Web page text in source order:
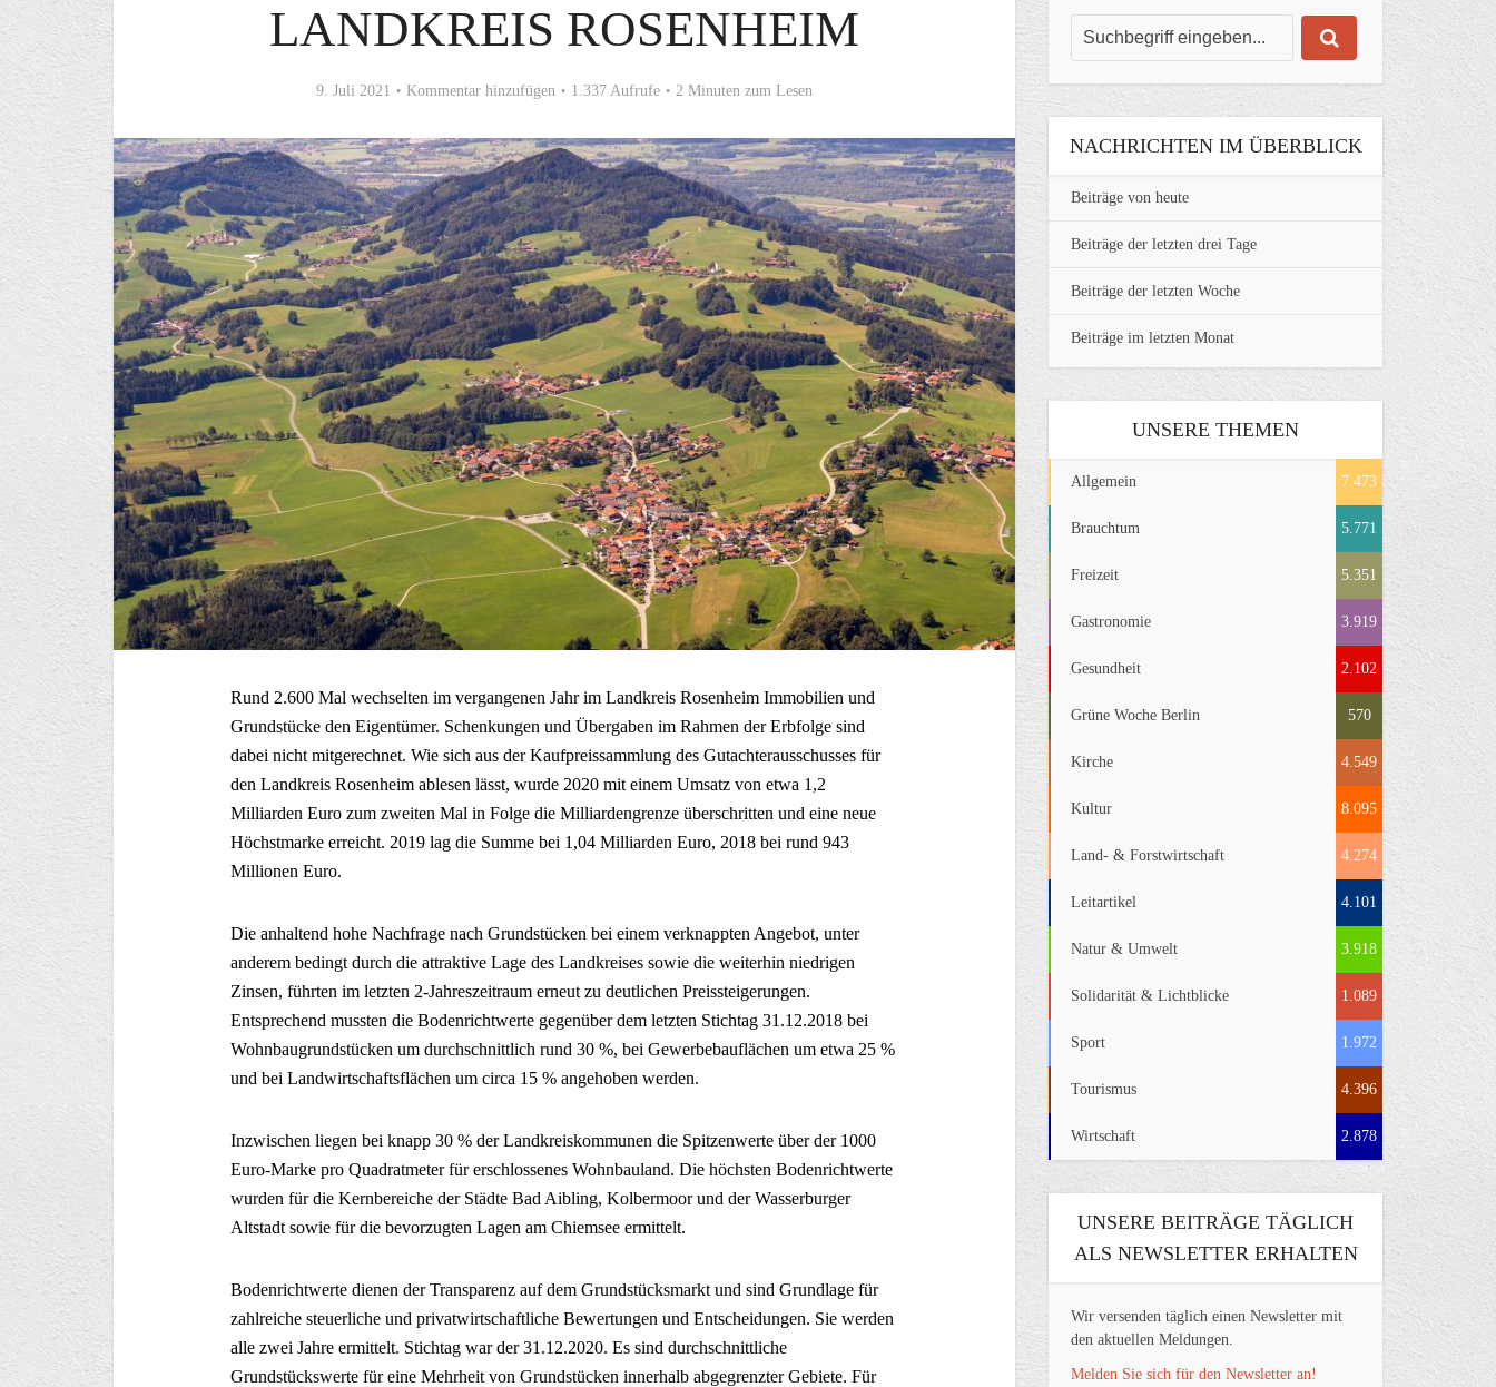
LANDKREIS ROSENHEIM
9. Juli 2021 Kommentar hinzufügen 1.337 Aufrufe 2 Minuten zum Lesen
Rund 2.600 Mal wechselten im vergangenen Jahr im Landkreis Rosenheim Immobilien und
Grundstücke den Eigentümer. Schenkungen und Übergaben im Rahmen der Erbfolge sind
dabei nicht mitgerechnet. Wie sich aus der Kaufpreissammlung des Gutachterausschusses für
den Landkreis Rosenheim ablesen lässt, wurde 2020 mit einem Umsatz von etwa 1,2
Milliarden Euro zum zweiten Mal in Folge die Milliardengrenze überschritten und eine neue
Höchstmarke erreicht. 2019 lag die Summe bei 1,04 Milliarden Euro, 2018 bei rund 943
Millionen Euro.
Die anhaltend hohe Nachfrage nach Grundstücken bei einem verknappten Angebot, unter
anderem bedingt durch die attraktive Lage des Landkreises sowie die weiterhin niedrigen
Zinsen, führten im letzten 2-Jahreszeitraum erneut zu deutlichen Preissteigerungen.
Entsprechend mussten die Bodenrichtwerte gegenüber dem letzten Stichtag 31.12.2018 bei
Wohnbaugrundstücken um durchschnittlich rund 30 %, bei Gewerbebauflächen um etwa 25 %
und bei Landwirtschaftsflächen um circa 15 % angehoben werden.
Inzwischen liegen bei knapp 30 % der Landkreiskommunen die Spitzenwerte über der 1000
Euro-Marke pro Quadratmeter für erschlossenes Wohnbauland. Die höchsten Bodenrichtwerte
wurden für die Kernbereiche der Städte Bad Aibling, Kolbermoor und der Wasserburger
Altstadt sowie für die bevorzugten Lagen am Chiemsee ermittelt.
Bodenrichtwerte dienen der Transparenz auf dem Grundstücksmarkt und sind Grundlage für
zahlreiche steuerliche und privatwirtschaftliche Bewertungen und Entscheidungen. Sie werden
alle zwei Jahre ermittelt. Stichtag war der 31.12.2020. Es sind durchschnittliche
Grundstückswerte für eine Mehrheit von Grundstücken innerhalb abgegrenzter Gebiete. Für
NACHRICHTEN IM ÜBERBLICK
Beiträge von heute
Beiträge der letzten drei Tage
Beiträge der letzten Woche
Beiträge im letzten Monat
UNSERE THEMEN
Allgemein 7.473
Brauchtum 5.771
Freizeit 5.351
Gastronomie 3.919
Gesundheit 2.102
Grüne Woche Berlin 570
Kirche 4.549
Kultur 8.095
Land- & Forstwirtschaft 4.274
Leitartikel 4.101
Natur & Umwelt 3.918
Solidarität & Lichtblicke 1.089
Sport 1.972
Tourismus 4.396
Wirtschaft 2.878
UNSERE BEITRÄGE TÄGLICH
ALS NEWSLETTER ERHALTEN
Wir versenden täglich einen Newsletter mit
den aktuellen Meldungen.
Melden Sie sich für den Newsletter an!